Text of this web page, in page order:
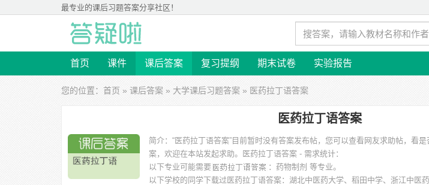
最专业的课后习题答案分享社区！
首页 课件 课后答案 复习提纲 期末试卷 实验报告
您的位置： 首页 » 课后答案 » 大学课后习题答案 » 医药拉丁语答案
医药拉丁语答案
简介： “医药拉丁语答案”目前暂时没有答案发布帖，您可以查看网友求助帖，看
案，欢迎在本站发起求助。
医药拉丁语答案 - 需求统计：
以下专业可能需要
：药物制剂 等专业。
以下学校的同学下载过 医药拉丁语答案：湖北中医药大学、稻田中学、浙江中医